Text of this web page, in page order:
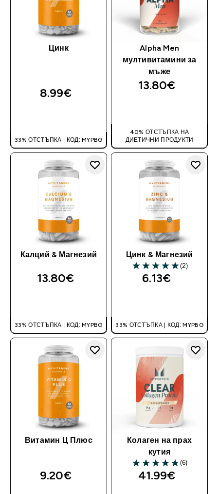
Цинк
8.99€‎
33% ОТСТЪПКА | КОД: MYPBG
Alpha Men
мултивитамини за
мъже
13.80€‎
40% ОТСТЪПКА НА
ДИЕТИЧНИ ПРОДУКТИ
Калций & Магнезий
13.80€‎
33% ОТСТЪПКА | КОД: MYPBG
Цинк & Магнезий
5 out of 5 stars
(2)
6.13€‎
33% ОТСТЪПКА | КОД: MYPBG
Витамин Ц Плюс
9.20€‎
Колаген на прах
кутия
4.83 out of 5 stars
(6)
41.99€‎